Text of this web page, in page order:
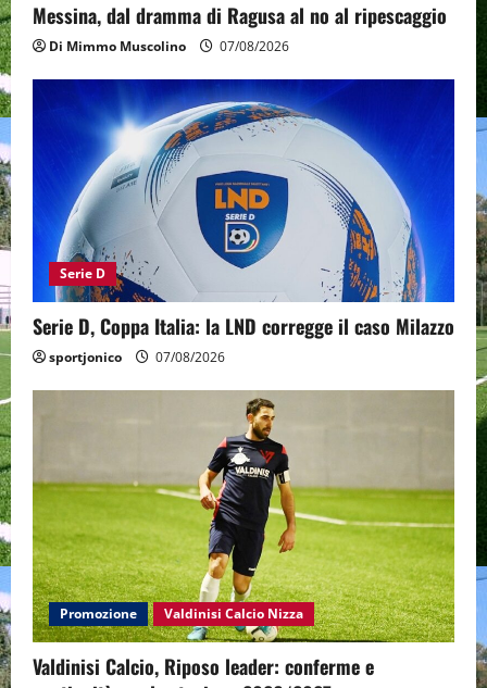
Messina, dal dramma di Ragusa al no al ripescaggio
Di Mimmo Muscolino 07/08/2026
Serie D
Serie D, Coppa Italia: la LND corregge il caso Milazzo
sportjonico 07/08/2026
Promozione Valdinisi Calcio Nizza
Valdinisi Calcio, Riposo leader: conferme e